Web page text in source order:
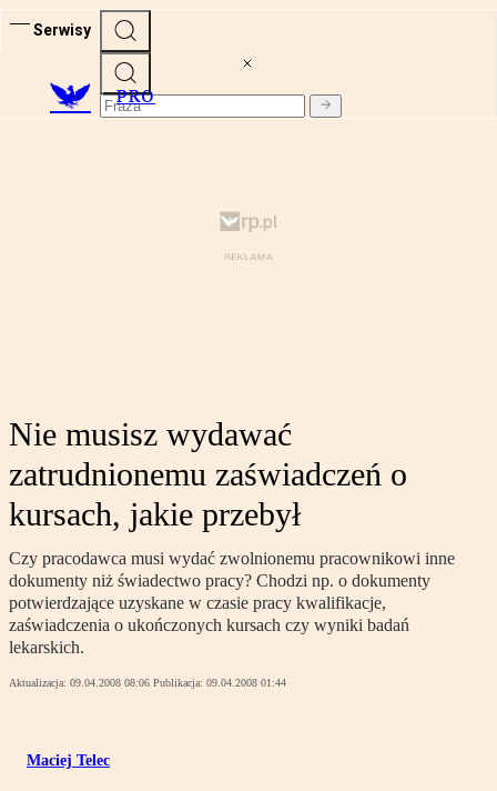
Serwisy
PRO
Nie musisz wydawać
zatrudnionemu zaświadczeń o
kursach, jakie przebył
Czy pracodawca musi wydać zwolnionemu pracownikowi inne
dokumenty niż świadectwo pracy? Chodzi np. o dokumenty
potwierdzające uzyskane w czasie pracy kwalifikacje,
zaświadczenia o ukończonych kursach czy wyniki badań
lekarskich.
Aktualizacja: 09.04.2008 08:06 Publikacja: 09.04.2008 01:44
Maciej Telec